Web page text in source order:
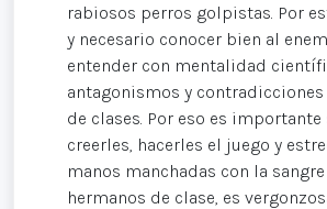
rabiosos perros golpistas. Por
y necesario conocer bien al
entender con mentalidad
antagonismos y contradicciones
de clases. Por eso es importante
creerles, hacerles el juego y
manos manchadas con la
hermanos de clase, es